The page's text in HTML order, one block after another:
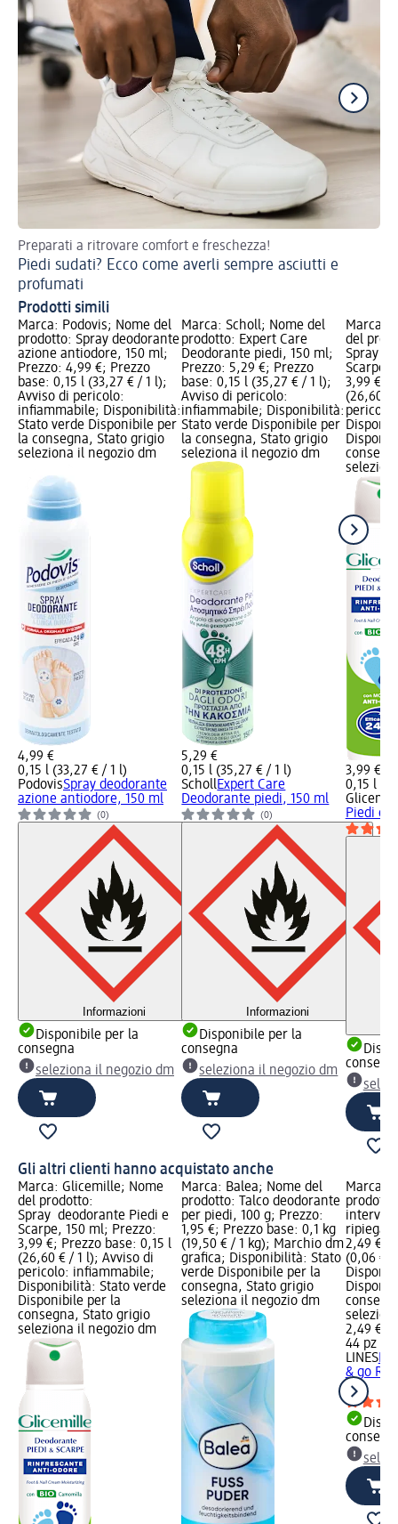
Preparati a ritrovare comfort e freschezza!
Piedi sudati? Ecco come averli sempre asciutti e
profumati
Prodotti simili
Marca: Podovis; Nome del
prodotto: Spray deodorante
azione antiodore, 150 ml;
Prezzo: 4,99 €; Prezzo
base: 0,15 l (33,27 € / 1 l);
Avviso di pericolo:
infiammabile; Disponibilità:
Stato verde Disponibile per
la consegna, Stato grigio
seleziona il negozio dm
4,99 €
0,15 l (33,27 € / 1 l)
PodovisSpray deodorante
azione antiodore, 150 ml
(0)
Informazioni
Disponibile per la
consegna
seleziona il negozio dm
Marca: Scholl; Nome del
prodotto: Expert Care
Deodorante piedi, 150 ml;
Prezzo: 5,29 €; Prezzo
base: 0,15 l (35,27 € / 1 l);
Avviso di pericolo:
infiammabile; Disponibilità:
Stato verde Disponibile per
la consegna, Stato grigio
seleziona il negozio dm
5,29 €
0,15 l (35,27 € / 1 l)
SchollExpert Care
Deodorante piedi, 150 ml
(0)
Informazioni
Disponibile per la
consegna
seleziona il negozio dm
Marca:
del
Spray
Scarpe,
3,99 €;
(26,60 €
3,99 €
0,15 l
Piedi e
Gli altri clienti hanno acquistato anche
Marca: Glicemille; Nome
del prodotto:
Spray deodorante Piedi e
Scarpe, 150 ml; Prezzo:
3,99 €; Prezzo base: 0,15 l
(26,60 € / 1 l); Avviso di
pericolo: infiammabile;
Disponibilità: Stato verde
Disponibile per la
consegna, Stato grigio
seleziona il negozio dm
Marca: Balea; Nome del
prodotto: Talco deodorante
per piedi, 100 g; Prezzo:
1,95 €; Prezzo base: 0,1 kg
(19,50 € / 1 kg); Marchio dm
grafica; Disponibilità: Stato
verde Disponibile per la
consegna, Stato grigio
seleziona il negozio dm
Marca:
2,49 €;
(0,06 € /
2,49 €
44 pz
LINES
& go
pz